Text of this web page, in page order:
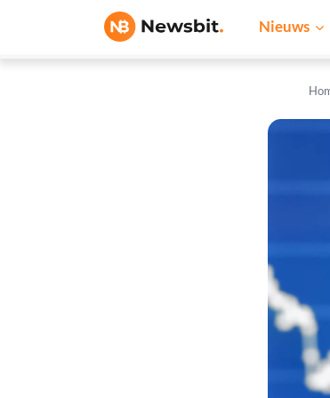
Nieuws